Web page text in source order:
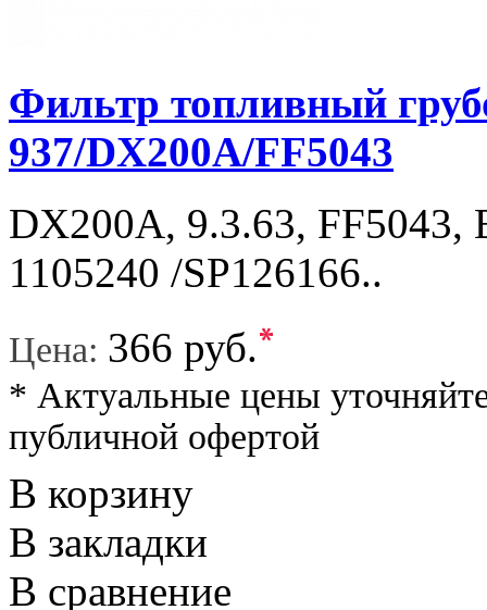
Фильтр топливный
937/DХ200A/FF5043
DХ200А, 9.3.63, FF5043,
1105240 /SP126166..
Цена: 366 руб.*
* Актуальные цены
публичной офертой
В корзину
В закладки
В сравнение